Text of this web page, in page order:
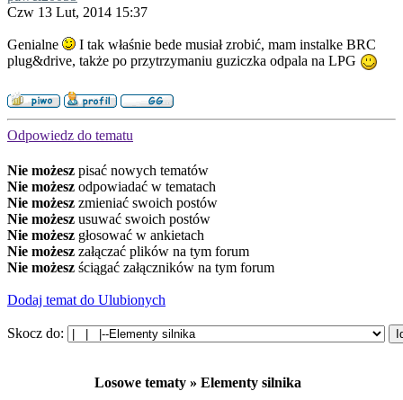
Czw 13 Lut, 2014 15:37
Genialne
I tak właśnie bede musiał zrobić, mam instalke BRC
plug&drive, także po przytrzymaniu guziczka odpala na LPG
Odpowiedz do tematu
Nie możesz pisać nowych tematów
Nie możesz odpowiadać w tematach
Nie możesz zmieniać swoich postów
Nie możesz usuwać swoich postów
Nie możesz głosować w ankietach
Nie możesz załączać plików na tym forum
Nie możesz ściągać załączników na tym forum
Dodaj temat do Ulubionych
Skocz do:
Losowe tematy » Elementy silnika